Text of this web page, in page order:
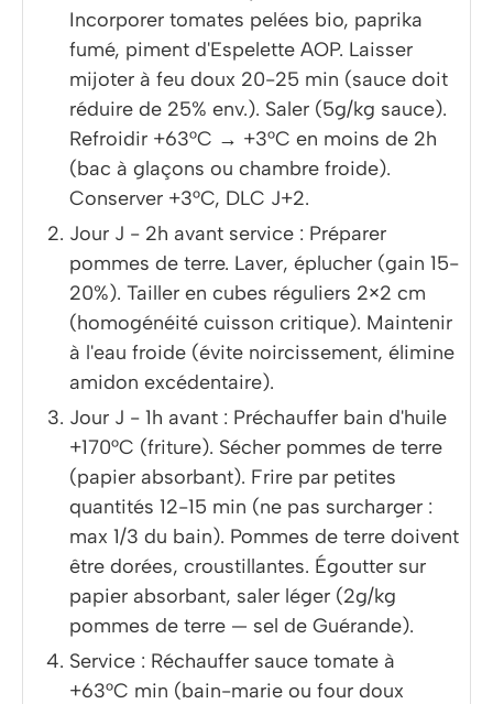
Incorporer tomates pelées bio, paprika
fumé, piment d'Espelette AOP. Laisser
mijoter à feu doux 20-25 min (sauce doit
réduire de 25% env.). Saler (5g/kg sauce).
Refroidir +63°C → +3°C en moins de 2h
(bac à glaçons ou chambre froide).
Conserver +3°C, DLC J+2.
Jour J - 2h avant service : Préparer
pommes de terre. Laver, éplucher (gain 15-
20%). Tailler en cubes réguliers 2×2 cm
(homogénéité cuisson critique). Maintenir
à l'eau froide (évite noircissement, élimine
amidon excédentaire).
Jour J - 1h avant : Préchauffer bain d'huile
+170°C (friture). Sécher pommes de terre
(papier absorbant). Frire par petites
quantités 12-15 min (ne pas surcharger :
max 1/3 du bain). Pommes de terre doivent
être dorées, croustillantes. Égoutter sur
papier absorbant, saler léger (2g/kg
pommes de terre — sel de Guérande).
Service : Réchauffer sauce tomate à
+63°C min (bain-marie ou four doux